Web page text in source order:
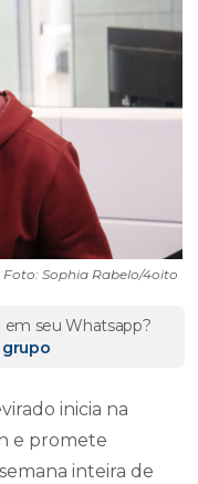
Foto: Sophia Rabelo/4oito
em seu Whatsapp?
grupo
inicia na
e promete
inteira de